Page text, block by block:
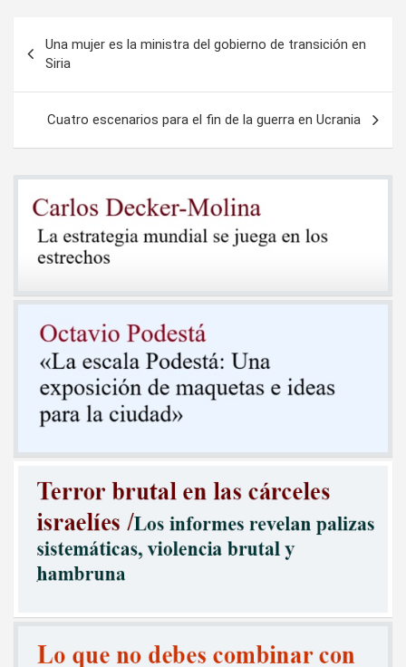
de
entradas
Una mujer es la ministra del gobierno de transición en
Siria
Cuatro escenarios para el fin de la guerra en Ucrania